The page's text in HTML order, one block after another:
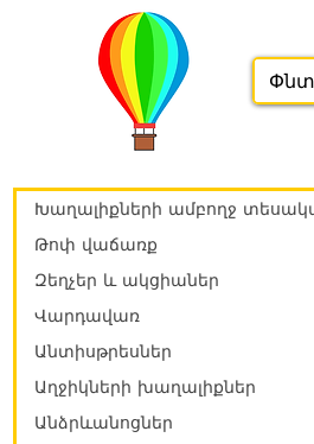
Խաղալիքների ամբողջ
Թոփ վաճառք
Զեղչեր և ակցիաներ
Վարդավառ
Անտիսթրեսներ
Աղջիկների խաղալիքներ
Անձրևանոցներ